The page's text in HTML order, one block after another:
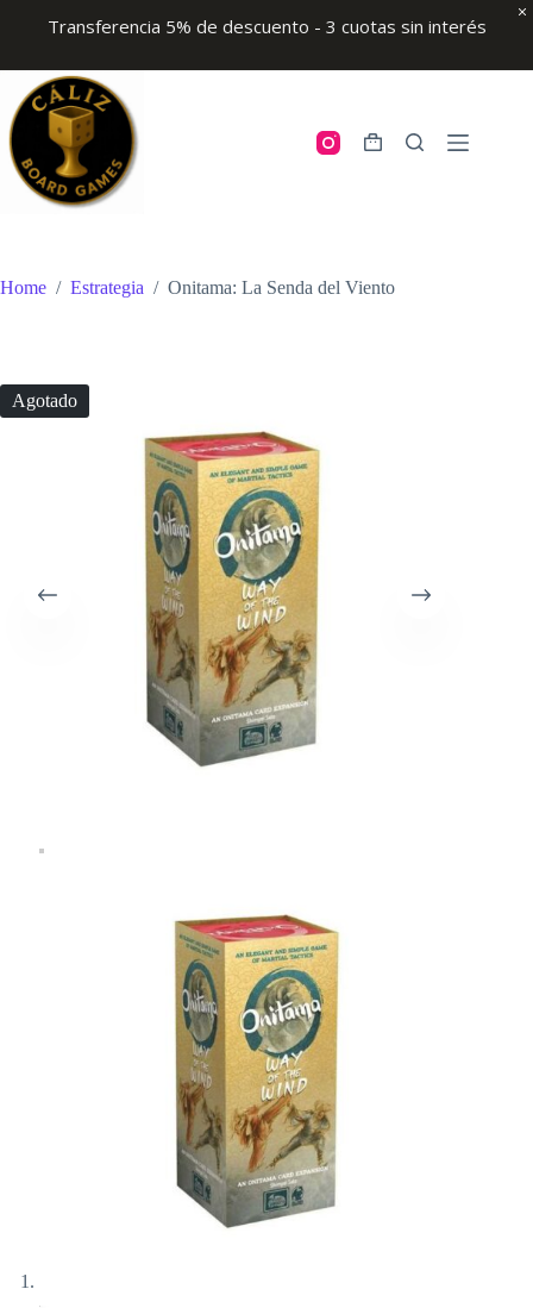
Transferencia 5% de descuento - 3 cuotas sin interés
content
Shopping
Home / Estrategia / Onitama: La Senda del Viento
Agotado